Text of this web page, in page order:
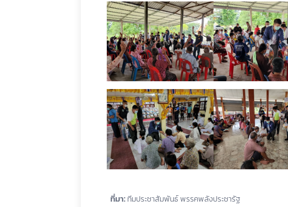
ที่มา:ทีมประชาสัมพันธ์ พรรคพลังประชารัฐ